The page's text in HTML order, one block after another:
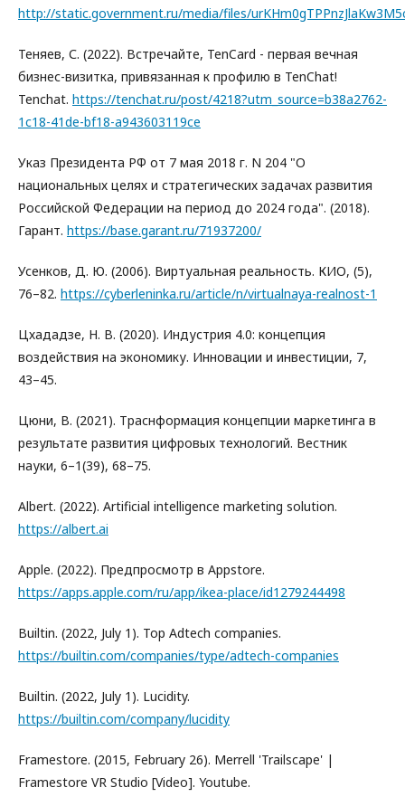
http://static.government.ru/media/files/
Теняев, С. (2022). Встречайте, TenCard - первая вечная
бизнес-визитка, привязанная к профилю в TenChat!
Tenchat. https://tenchat.ru/post/4218?utm_source=b38a2762-
1c18-41de-bf18-a943603119ce
Указ Президента РФ от 7 мая 2018 г. N 204 "О
национальных целях и стратегических задачах развития
Российской Федерации на период до 2024 года". (2018).
Гарант. https://base.garant.ru/71937200/
Усенков, Д. Ю. (2006). Виртуальная реальность. КИО, (5),
76–82. https://cyberleninka.ru/article/n/virtualnaya-realnost-1
Цхададзе, Н. В. (2020). Индустрия 4.0: концепция
воздействия на экономику. Инновации и инвестиции, 7,
43–45.
Цюни, В. (2021). Траснформация концепции маркетинга в
результате развития цифровых технологий. Вестник
науки, 6–1(39), 68–75.
Albert. (2022). Artificial intelligence marketing solution.
https://albert.ai
Apple. (2022). Предпросмотр в Appstore.
https://apps.apple.com/ru/app/ikea-place/id1279244498
Builtin. (2022, July 1). Top Adtech companies.
https://builtin.com/companies/type/adtech-companies
Builtin. (2022, July 1). Lucidity.
https://builtin.com/company/lucidity
Framestore. (2015, February 26). Merrell 'Trailscape' |
Framestore VR Studio [Video]. Youtube.